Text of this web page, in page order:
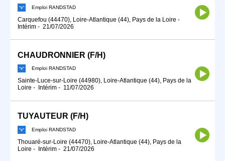
Emploi RANDSTAD
Carquefou (44470), Loire-Atlantique (44), Pays de la Loire -
Intérim - 21/07/2026
CHAUDRONNIER (F/H)
Emploi RANDSTAD
Sainte-Luce-sur-Loire (44980), Loire-Atlantique (44), Pays de la
Loire - Intérim - 11/07/2026
TUYAUTEUR (F/H)
Emploi RANDSTAD
Thouaré-sur-Loire (44470), Loire-Atlantique (44), Pays de la
Loire - Intérim - 21/07/2026